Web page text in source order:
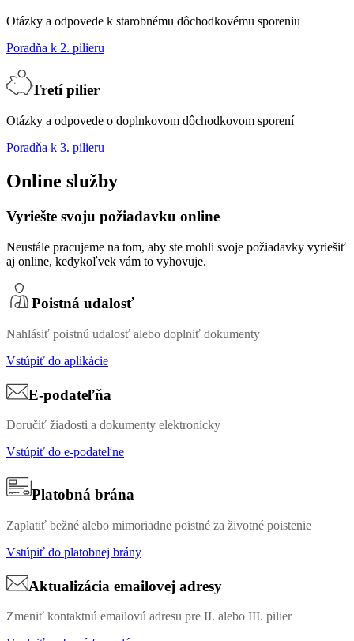
Otázky a odpovede k starobnému dôchodkovému sporeniu
Poradňa k 2. pilieru
Tretí pilier
Otázky a odpovede o doplnkovom dôchodkovom sporení
Poradňa k 3. pilieru
Online služby
Vyriešte svoju požiadavku online
Neustále pracujeme na tom, aby ste mohli svoje požiadavky vyriešiť
aj online, kedykoľvek vám to vyhovuje.
Poistná udalosť
Nahlásiť poistnú udalosť alebo doplniť dokumenty
Vstúpiť do aplikácie
E-podateľňa
Doručiť žiadosti a dokumenty elektronicky
Vstúpiť do e-podateľne
Platobná brána
Zaplatiť bežné alebo mimoriadne poistné za životné poistenie
Vstúpiť do platobnej brány
Aktualizácia emailovej adresy
Zmeniť kontaktnú emailovú adresu pre II. alebo III. pilier